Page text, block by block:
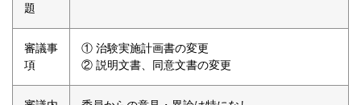
題
審議事
項
① 治験実施計画書の変更
② 説明文書、同意文書の変更